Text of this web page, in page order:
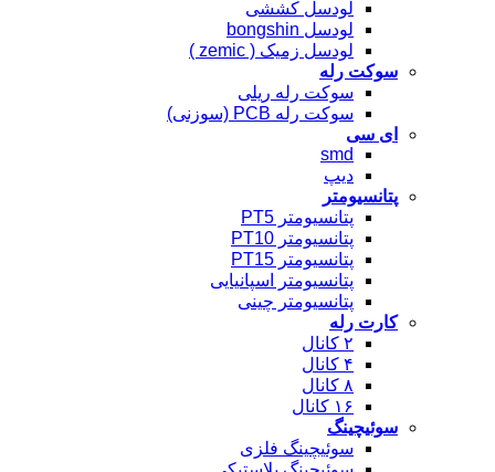
لودسل کششی
لودسل bongshin
لودسل زمیک ( zemic )
سوکت رله
سوکت رله ریلی
سوکت رله PCB (سوزنی)
ای سی
smd
دیپ
پتانسیومتر
پتانسیومتر PT5
پتانسیومتر PT10
پتانسیومتر PT15
پتانسیومتر اسپانیایی
پتانسیومتر چینی
کارت رله
۲ کانال
۴ کانال
۸ کانال
۱۶ کانال
سوئیچینگ
سوئیچینگ فلزی